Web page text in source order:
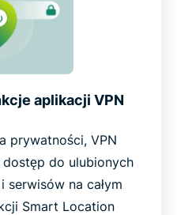
aplikacji VPN
prywatności, VPN
do ulubionych
na całym
Smart Location